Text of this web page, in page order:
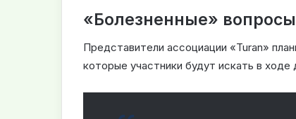
«Болезненные»
Представители ассоциации «Turan»
которые участники будут искать в ходе